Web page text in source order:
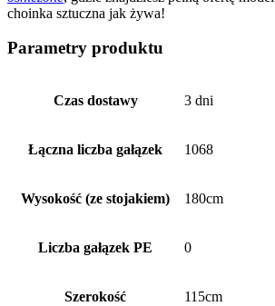
choinka sztuczna jak żywa!
Parametry produktu
Czas dostawy 3 dni
Łączna liczba gałązek 1068
Wysokość (ze stojakiem) 180cm
Liczba gałązek PE 0
Szerokość 115cm